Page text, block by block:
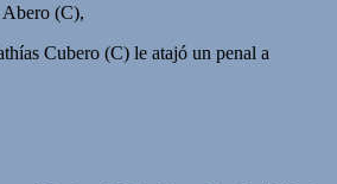
Abero (C),
Cubero (C) le atajó un penal a